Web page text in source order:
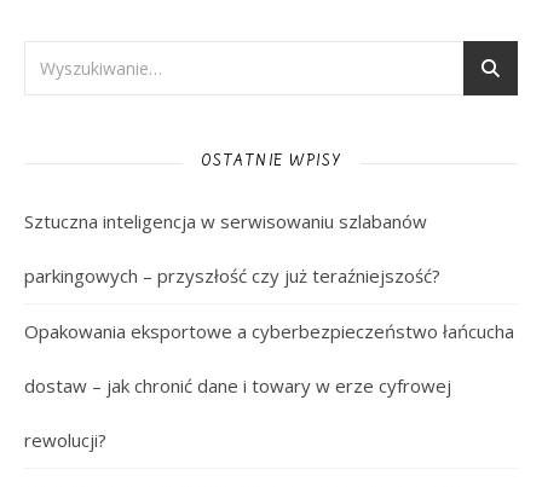
OSTATNIE WPISY
Sztuczna inteligencja w serwisowaniu szlabanów
parkingowych – przyszłość czy już teraźniejszość?
Opakowania eksportowe a cyberbezpieczeństwo łańcucha
dostaw – jak chronić dane i towary w erze cyfrowej
rewolucji?